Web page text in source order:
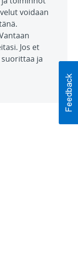
voidaan
Jos et
suorittaa ja